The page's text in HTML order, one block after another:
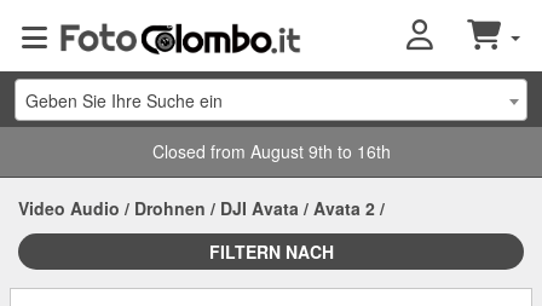
Geben Sie Ihre Suche ein
Closed from August 9th to 16th
Video Audio / Drohnen / DJI Avata / Avata 2 /
FILTERN NACH